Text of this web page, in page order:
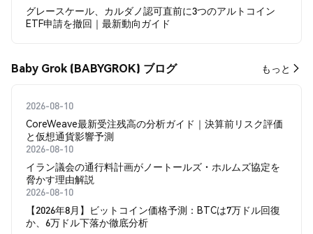
グレースケール、カルダノ認可直前に3つのアルトコイン
ETF申請を撤回｜最新動向ガイド
Baby Grok (BABYGROK) ブログ もっと
2026-08-10
CoreWeave最新受注残高の分析ガイド｜決算前リスク評価
と仮想通貨影響予測
2026-08-10
イラン議会の通行料計画がノートールズ・ホルムズ協定を
脅かす理由解説
2026-08-10
【2026年8月】ビットコイン価格予測：BTCは7万ドル回復
か、6万ドル下落か徹底分析